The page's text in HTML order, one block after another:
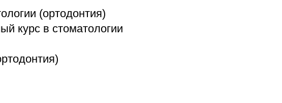
(ортодонтия)
курс в стоматологии